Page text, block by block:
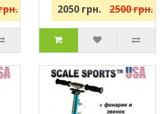
2050 грн. 2500 грн.